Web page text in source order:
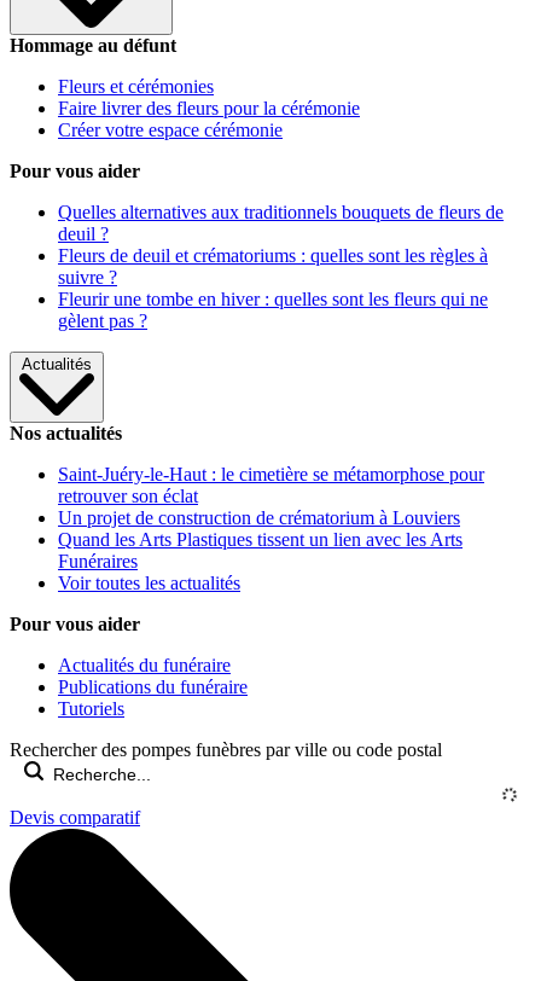
Hommage au défunt
Fleurs et cérémonies
Faire livrer des fleurs pour la cérémonie
Créer votre espace cérémonie
Pour vous aider
Quelles alternatives aux traditionnels bouquets de fleurs de
deuil ?
Fleurs de deuil et crématoriums : quelles sont les règles à
suivre ?
Fleurir une tombe en hiver : quelles sont les fleurs qui ne
gèlent pas ?
Actualités
Nos actualités
Saint-Juéry-le-Haut : le cimetière se métamorphose pour
retrouver son éclat
Un projet de construction de crématorium à Louviers
Quand les Arts Plastiques tissent un lien avec les Arts
Funéraires
Voir toutes les actualités
Pour vous aider
Actualités du funéraire
Publications du funéraire
Tutoriels
Rechercher des pompes funèbres par ville ou code postal
Devis comparatif